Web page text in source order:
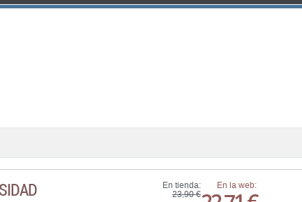
En tienda:
23,90 €
En la web: